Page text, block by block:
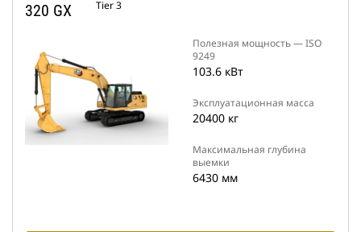
320 GX Tier 3
Полезная мощность — ISO
9249
103.6 кВт
Эксплуатационная масса
20400 кг
Максимальная глубина
выемки
6430 мм